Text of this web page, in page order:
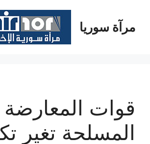
المحتوىمرآة سوريا
قوات المعارضة
المسلحة تغير